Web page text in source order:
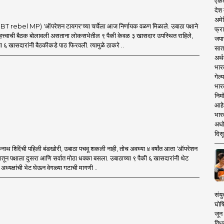
rebel MP) 'ऑपरेशन टायगर'च्या चर्चेला आज निर्णायक वळण मिळाले. उबाठा पक्षाने
बैठक बोलावली असताना लोकसभेतील ९ पैकी केवळ ३ खासदार उपस्थित राहिले,
६ खासदारांनी बैठकीकडे पाठ फिरवली. त्यामुळे ठाकरे ..
शिंदेंची पहिली बंडखोरी, उबाठा पचवू शकली नाही, तोच अवघ्या ४ वर्षांत आता 'ऑपरेशन
पक्षाला दुसरा आणि सर्वात मोठा धक्का बसला. उबाठाच्या ९ पैकी ६ खासदारांनी थेट
भेट घेऊन वेगळ्या गटाची मागणी ..
देश
आहे.
जून